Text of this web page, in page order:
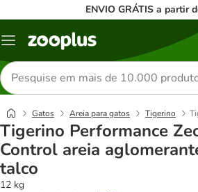
ENVIO GRÁTIS a partir
Menu
Pesquisar
produtos
Gatos Areia para gatos Tigerino
Tigerino Performance
Control areia
talco
12 kg